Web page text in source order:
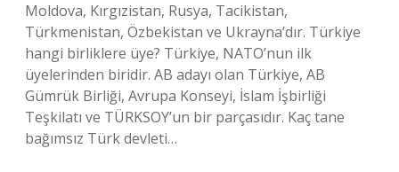
Moldova, Kırgızistan, Rusya, Tacikistan,
Türkmenistan, Özbekistan ve Ukrayna’dır. Türkiye
hangi birliklere üye? Türkiye, NATO’nun ilk
üyelerinden biridir. AB adayı olan Türkiye, AB
Gümrük Birliği, Avrupa Konseyi, İslam İşbirliği
Teşkilatı ve TÜRKSOY’un bir parçasıdır. Kaç tane
bağımsız Türk devleti…